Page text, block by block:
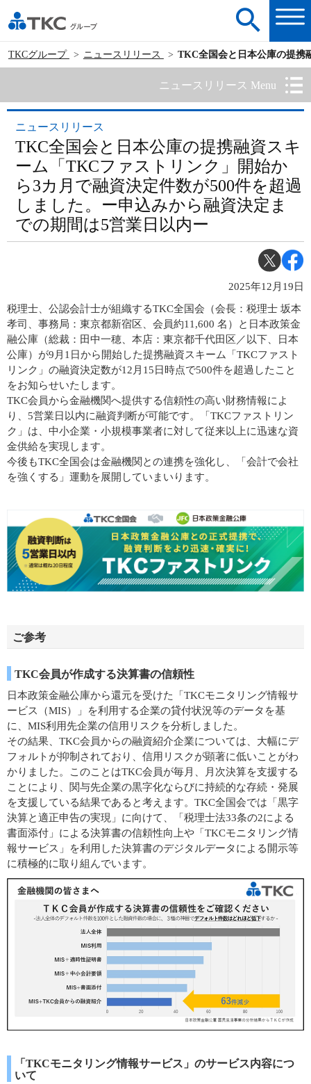
TKCグループ ニュースリリース TKC全国会と日本公庫の提携
ニュースリリース Menu
ニュースリリース
TKC全国会と日本公庫の提携融資スキ
ーム「TKCファストリンク」開始か
ら3カ月で融資決定件数が500件を超過
しました。ー申込みから融資決定ま
での期間は5営業日以内ー
2025年12月19日
税理士、公認会計士が組織するTKC全国会（会長：税理士 坂本
孝司、事務局：東京都新宿区、会員約11,600 名）と日本政策金
融公庫（総裁：田中一穂、本店：東京都千代田区／以下、日本
公庫）が9月1日から開始した提携融資スキーム「TKCファスト
リンク」の融資決定数が12月15日時点で500件を超過したこと
をお知らせいたします。
TKC会員から金融機関へ提供する信頼性の高い財務情報によ
り、5営業日以内に融資判断が可能です。「TKCファストリン
ク」は、中小企業・小規模事業者に対して従来以上に迅速な資
金供給を実現します。
今後もTKC全国会は金融機関との連携を強化し、「会計で会社
を強くする」運動を展開していまいります。
ご参考
TKC会員が作成する決算書の信頼性
日本政策金融公庫から還元を受けた「TKCモニタリング情報サ
ービス（MIS）」を利用する企業の貸付状況等のデータを基
に、MIS利用先企業の信用リスクを分析しました。
その結果、TKC会員からの融資紹介企業については、大幅にデ
フォルトが抑制されており、信用リスクが顕著に低いことがわ
かりました。このことはTKC会員が毎月、月次決算を支援する
ことにより、関与先企業の黒字化ならびに持続的な存続・発展
を支援している結果であると考えます。TKC全国会では「黒字
決算と適正申告の実現」に向けて、「税理士法33条の2による
書面添付」による決算書の信頼性向上や「TKCモニタリング情
報サービス」を利用した決算書のデジタルデータによる開示等
に積極的に取り組んでいます。
「TKCモニタリング情報サービス」のサービス内容につ
いて